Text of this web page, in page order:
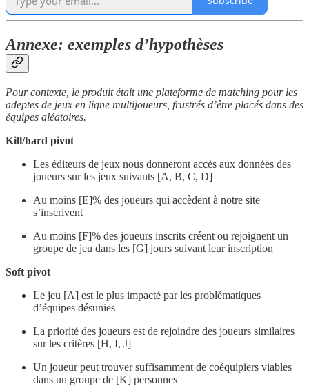
Annexe: exemples d’hypothèses
Pour contexte, le produit était une plateforme de matching pour les
adeptes de jeux en ligne multijoueurs, frustrés d’être placés dans des
équipes aléatoires.
Kill/hard pivot
Les éditeurs de jeux nous donneront accès aux données des
joueurs sur les jeux suivants [A, B, C, D]
Au moins [E]% des joueurs qui accèdent à notre site
s’inscrivent
Au moins [F]% des joueurs inscrits créent ou rejoignent un
groupe de jeu dans les [G] jours suivant leur inscription
Soft pivot
Le jeu [A] est le plus impacté par les problématiques
d’équipes désunies
La priorité des joueurs est de rejoindre des joueurs similaires
sur les critères [H, I, J]
Un joueur peut trouver suffisamment de coéquipiers viables
dans un groupe de [K] personnes